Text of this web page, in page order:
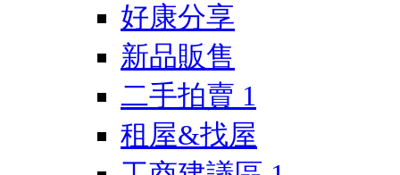
好康分享
新品販售
二手拍賣 1
租屋&找屋